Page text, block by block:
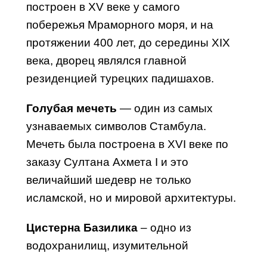
построен в XV веке у самого
побережья Мраморного моря, и на
протяжении 400 лет, до середины XIX
века, дворец являлся главной
резиденцией турецких падишахов.
Голубая мечеть — один из самых
узнаваемых символов Стамбула.
Мечеть была построена в XVI веке по
заказу Султана Ахмета I и это
величайший шедевр не только
исламской, но и мировой архитектуры.
Цистерна Базилика – одно из
водохранилищ, изумительной